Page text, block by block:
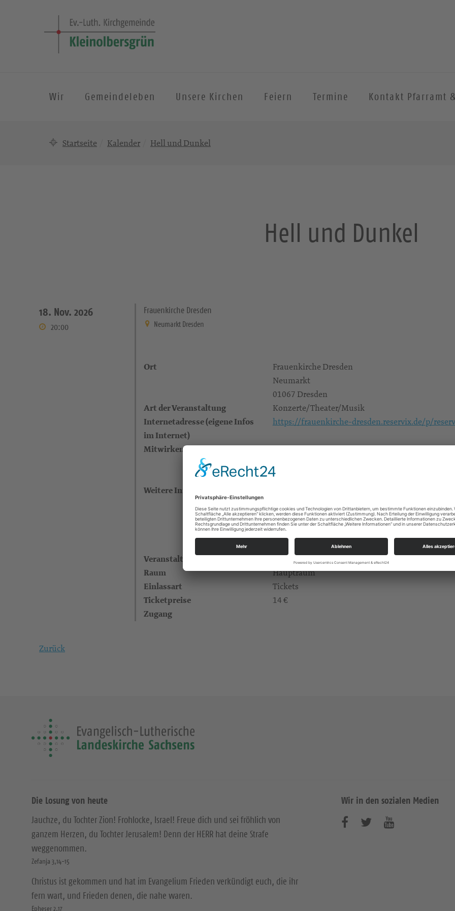
Wir Gemeindeleben Unsere Kirchen Feiern Termine Kontakt Pfarramt
Startseite Kalender Hell und Dunkel
Hell und Dunkel
18. Nov. 2026
20:00
Frauenkirche Dresden
Neumarkt Dresden
Ort
Frauenkirche Dresden
Neumarkt
01067 Dresden
Art der Veranstaltung Konzerte/Theater/Musik
Internetadresse (eigene Infos
im Internet)
https://frauenkirche-dresden.reservix.de/p/
Mitwirkende
Orgel Mona Hartmann
Weitere Informationen
Camille Saint-Saens Danse macabre
Louis Vierne aus der 6. Symphonie Sätze III, IV
Veranstaltungsreihe DRESDNER ORGELZYKLUS
Raum Hauptraum
Einlassart Tickets
Ticketpreise 14 €
Zugang
Zurück
Die Losung von heute
Jauchze, du Tochter Zion! Frohlocke, Israel! Freue dich und sei fröhlich von
ganzem Herzen, du Tochter Jerusalem! Denn der HERR hat deine Strafe
weggenommen.
Zefanja 3,14-15
Christus ist gekommen und hat im Evangelium Frieden verkündigt euch, die ihr
fern wart, und Frieden denen, die nahe waren.
Epheser 2,17
Wir in den sozialen Medien
B
B
B